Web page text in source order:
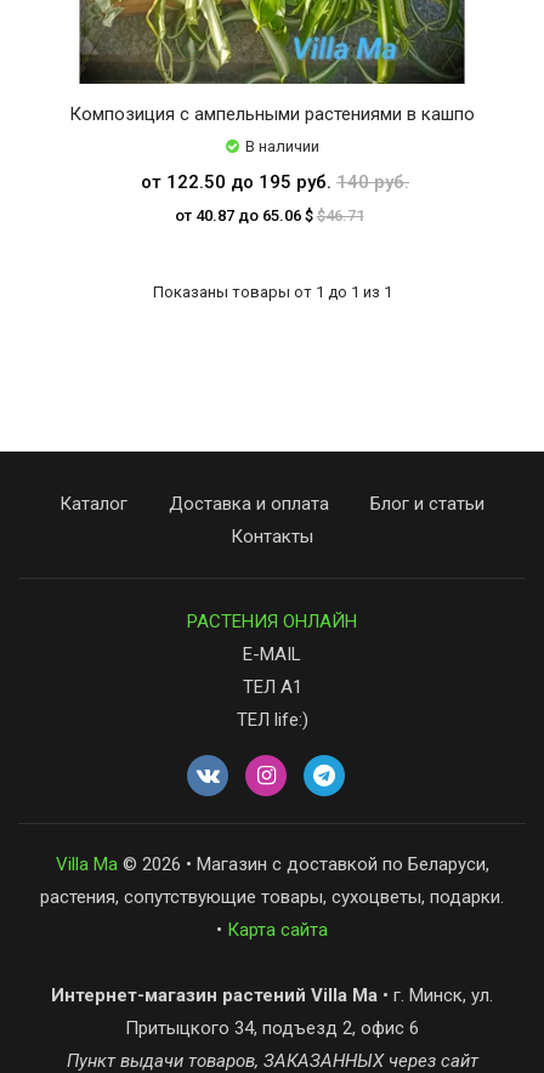
Композиция с ампельными растениями в кашпо
В наличии
от 122.50 до 195 руб. 140 руб.
от 40.87 до 65.06 $$46.71
Показаны товары от 1 до 1 из 1
Каталог Доставка и оплата
Блог и статьи
Контакты
РАСТЕНИЯ ОНЛАЙН
E-MAIL
ТЕЛ А1
ТЕЛ life:)
Villa Ma © 2026 • Магазин с доставкой по Беларуси,
растения, сопутствующие товары, сухоцветы, подарки.
• Карта сайта
Интернет-магазин растений Villa Ma • г. Минск, ул.
Притыцкого 34, подъезд 2, офис 6
Пункт выдачи товаров, ЗАКАЗАННЫХ через сайт